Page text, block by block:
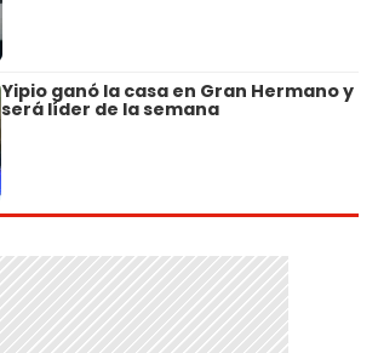
Yipio ganó la casa en Gran Hermano y
será líder de la semana